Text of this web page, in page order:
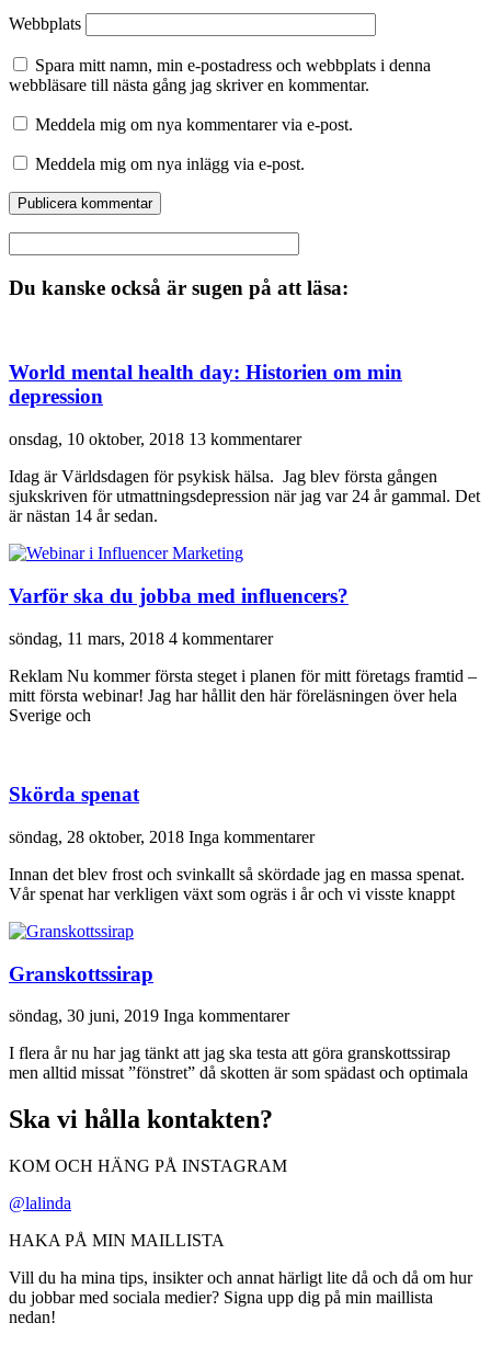
Webbplats
Spara mitt namn, min e-postadress och webbplats i denna
webbläsare till nästa gång jag skriver en kommentar.
Meddela mig om nya kommentarer via e-post.
Meddela mig om nya inlägg via e-post.
Du kanske också är sugen på att läsa:
World mental health day: Historien om min
depression
onsdag, 10 oktober, 2018 13 kommentarer
Idag är Världsdagen för psykisk hälsa. Jag blev första gången
sjukskriven för utmattningsdepression när jag var 24 år gammal. Det
är nästan 14 år sedan.
Varför ska du jobba med influencers?
söndag, 11 mars, 2018 4 kommentarer
Reklam Nu kommer första steget i planen för mitt företags framtid –
mitt första webinar! Jag har hållit den här föreläsningen över hela
Sverige och
Skörda spenat
söndag, 28 oktober, 2018 Inga kommentarer
Innan det blev frost och svinkallt så skördade jag en massa spenat.
Vår spenat har verkligen växt som ogräs i år och vi visste knappt
Granskottssirap
söndag, 30 juni, 2019 Inga kommentarer
I flera år nu har jag tänkt att jag ska testa att göra granskottssirap
men alltid missat ”fönstret” då skotten är som spädast och optimala
Ska vi hålla kontakten?
KOM OCH HÄNG PÅ INSTAGRAM
@lalinda
HAKA PÅ MIN MAILLISTA
Vill du ha mina tips, insikter och annat härligt lite då och då om hur
du jobbar med sociala medier? Signa upp dig på min maillista
nedan!